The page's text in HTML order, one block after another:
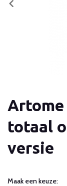
totaal
versie
Maak een keuze: